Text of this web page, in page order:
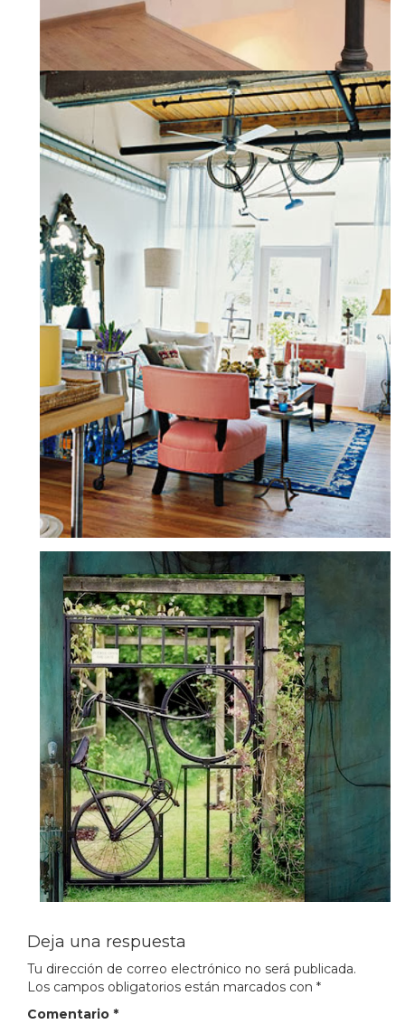
Deja una respuesta
Tu dirección de correo electrónico no será publicada.
Los campos obligatorios están marcados con *
Comentario *